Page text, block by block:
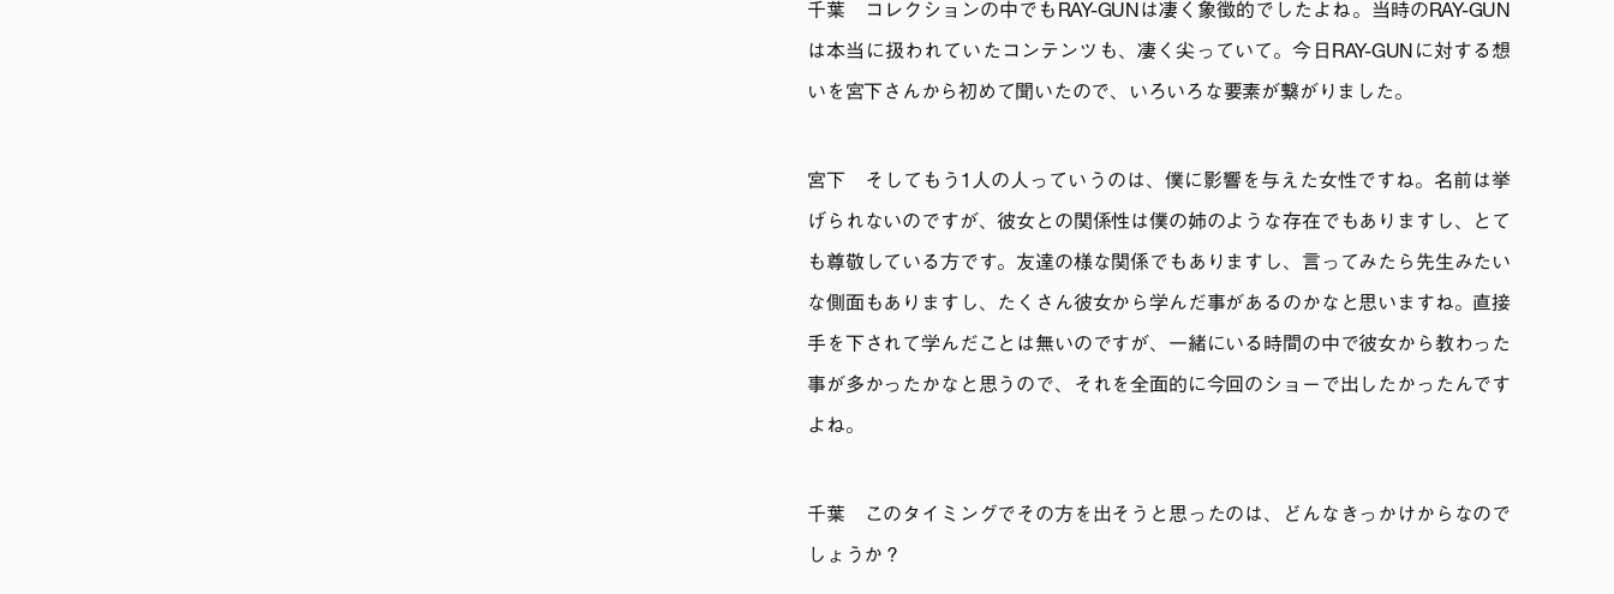
千葉 コレクションの中でもRAY-GUNは凄く象徴的でしたよね。当時のRAY-GUN
は本当に扱われていたコンテンツも、凄く尖っていて。今日RAY-GUNに対する想
いを宮下さんから初めて聞いたので、いろいろな要素が繋がりました。
宮下 そしてもう1人の人っていうのは、僕に影響を与えた女性ですね。名前は挙
げられないのですが、彼女との関係性は僕の姉のような存在でもありますし、とて
も尊敬している方です。友達の様な関係でもありますし、言ってみたら先生みたい
な側面もありますし、たくさん彼女から学んだ事があるのかなと思いますね。直接
手を下されて学んだことは無いのですが、一緒にいる時間の中で彼女から教わった
事が多かったかなと思うので、それを全面的に今回のショーで出したかったんです
よね。
千葉 このタイミングでその方を出そうと思ったのは、どんなきっかけからなので
しょうか？